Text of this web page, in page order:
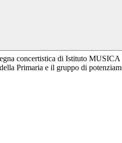
concertistica di Istituto
Primaria e il gruppo di